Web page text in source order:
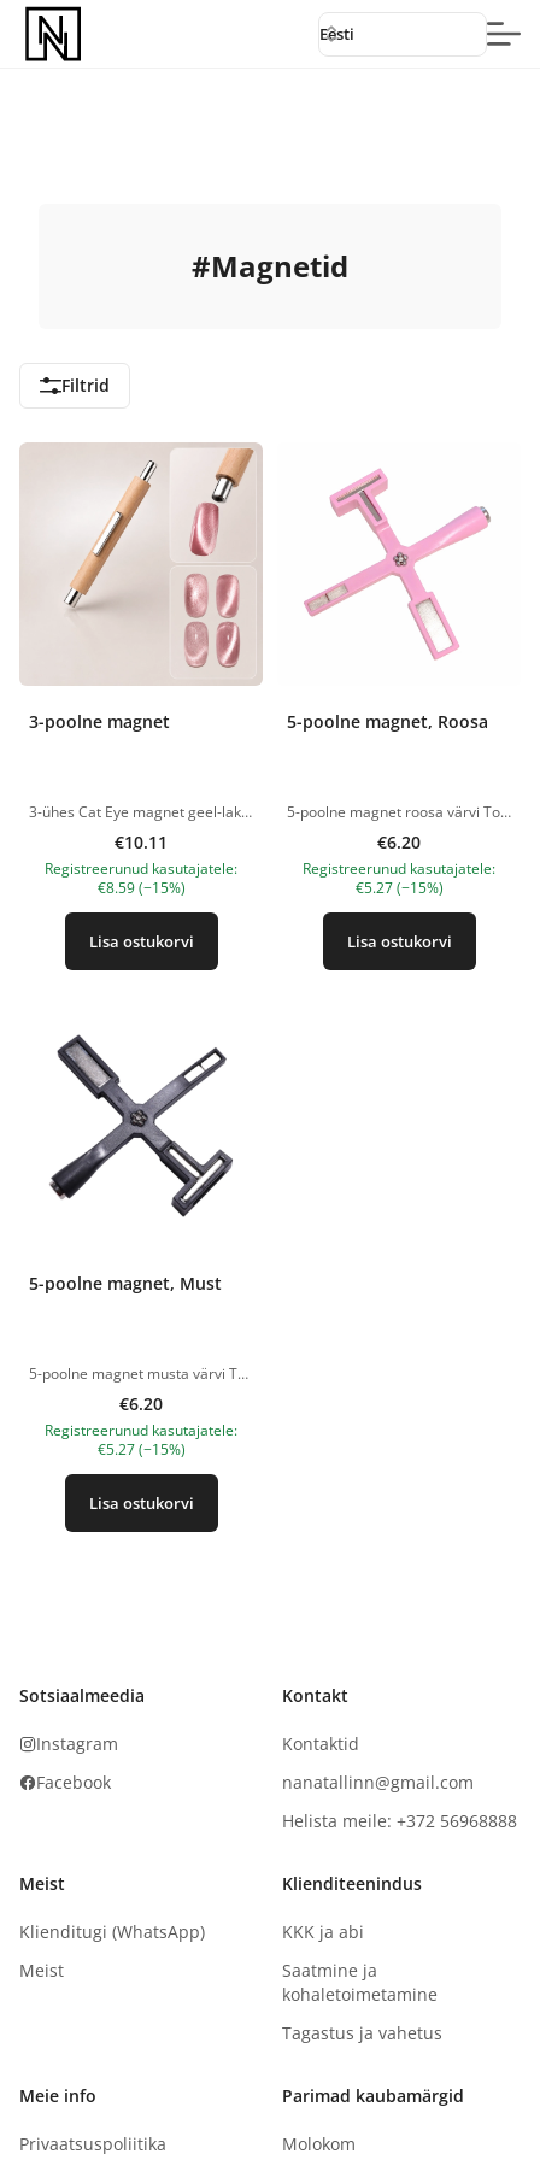
Eesti
#Magnetid
Filtrid
3-poolne magnet
3-ühes Cat Eye magnet geel-lakkidele võimaldab kiiresti ja lihtsalt luua erinevaid magnetilisi küünedisaini efekte. Kolm erineva kuju ja suurusega magnetpinda aitavad luua peeneid valgusjooni, laiu helke, klassikalist Cat Eye efekti, pehmeid üleminekuid ning originaalseid küünedisaini mustreid vaid mõne sekundiga. Magnetil on mugav puidust käepide, mis istub hästi käes ja võimaldab magnetit täpselt küüne kohal positsioneerida. Võimsad neodüümmagnetid suunavad magnetgeellaki metallosakesi, luues selge ja efektse tulemuse. Sobib kasutamiseks kõigi metallosakesi sisaldavate Cat Eye magnetgeellakkidega. Eelised 3-ühes magnet tööriist. Loob erinevaid Cat Eye efekte. Võimaldab kujundada peeneid, laiu ja ruumilisi valgushelke. Sobib kõikidele magnetgeellakkidele. Võimsad neodüümmagnetid selge ja väljendusrikka efekti saavutamiseks. Ergonoomiline puidust käepide mugavaks kasutamiseks. Kiire ja lihtne küünedisaini loomine. Sobib nii professionaalseks kui ka koduseks kasutamiseks. Kasutusjuhend Kandke peale magnetgeellakk vastavalt tootja juhistele. Enne polümeriseerimist hoidke magneti soovitud külge 2–5 mm kaugusel küüne pinnast. Hoidke magnetit paigal 5–10 sekundit, kuni soovitud muster tekib. Polümeriseerige UV/LED-lambis ja katke pealislakiga. Tehnilised andmed Tüüp: magnet magnetgeellakile Mudel: 3-ühes Käepideme materjal: puit Magneti materjal: neodüümmagnet Otstarve: Cat Eye magnetiliste küüneefektide loomine Tootepildid on illustratiivsed. Küsimuste korral ootame alati Sinu meili nanatallinn@gmail.com
€10.11
Registreerunud kasutajatele:
€8.59 (−15%)
Lisa ostukorvi
5-poolne magnet, Roosa
5-poolne magnet roosa värvi Tootepildid on illustratiivsed. Küsimuste korral ootame alati Sinu meili nanatallinn@gmail.com
€6.20
Registreerunud kasutajatele:
€5.27 (−15%)
Lisa ostukorvi
5-poolne magnet, Must
5-poolne magnet musta värvi Tootepildid on illustratiivsed. Küsimuste korral ootame alati Sinu meili nanatallinn@gmail.com
€6.20
Registreerunud kasutajatele:
€5.27 (−15%)
Lisa ostukorvi
Sotsiaalmeedia
Instagram
Facebook
Kontakt
Kontaktid
nanatallinn@gmail.com
Helista meile: +372 56968888
Meist
Klienditugi (WhatsApp)
Meist
Klienditeenindus
KKK ja abi
Saatmine ja
kohaletoimetamine
Tagastus ja vahetus
Meie info
Privaatsuspoliitika
Parimad kaubamärgid
Molokom